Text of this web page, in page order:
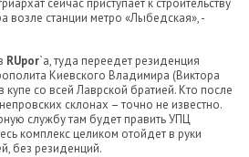
сейчас приступает к строительству
возле станции метро «Лыбедская», -
RUpor`а, туда переедет резиденция
Киевского Владимира (Виктора
со всей Лаврской братией. Кто после
склонах – точно не известно.
службу там будет править УПЦ
комплекс целиком отойдет в руки
без резиденций.